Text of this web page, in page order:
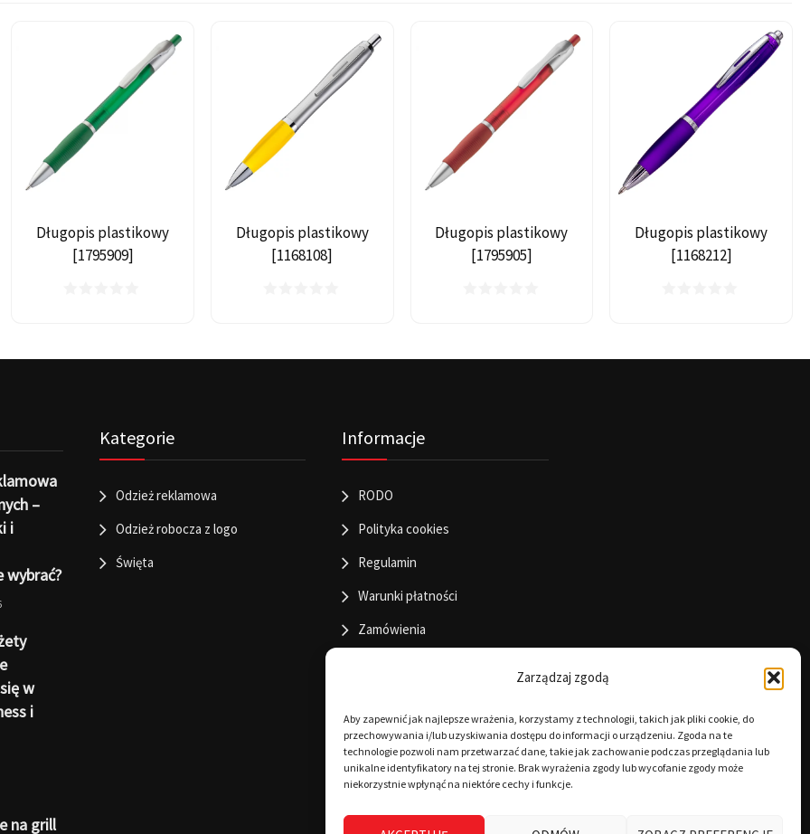
Zarządzaj zgodą
Aby zapewnić jak najlepsze wrażenia, korzystamy z technologii, takich jak pliki cookie, do
przechowywania i/lub uzyskiwania dostępu do informacji o urządzeniu. Zgoda na te
technologie pozwoli nam przetwarzać dane, takie jak zachowanie podczas przeglądania lub
unikalne identyfikatory na tej stronie. Brak wyrażenia zgody lub wycofanie zgody może
niekorzystnie wpłynąć na niektóre cechy i funkcje.
Długopis plastikowy
[1795909]
Długopis plastikowy
[1168108]
Długopis plastikowy
[1795905]
Długopis plastikowy
[1168212]
–
i
wybrać?
w
i
na grill
Kategorie
Odzież reklamowa
Odzież robocza z logo
Święta
Informacje
RODO
Polityka cookies
Regulamin
Warunki płatności
Zamówienia